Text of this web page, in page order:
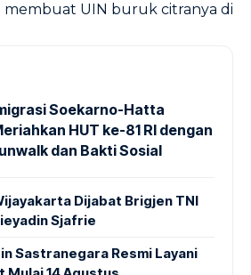
membuat UIN buruk citranya di
Soekarno-Hatta
HUT ke-81 RI dengan
dan Bakti Sosial
Dijabat Brigjen TNI
Sjafrie
Sastranegara Resmi Layani